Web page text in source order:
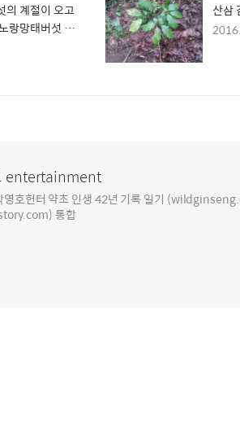
절이 오고
망태버섯 사진
산삼
entertainment
영호헌터 약초 인생 42년 기록 일기
통합